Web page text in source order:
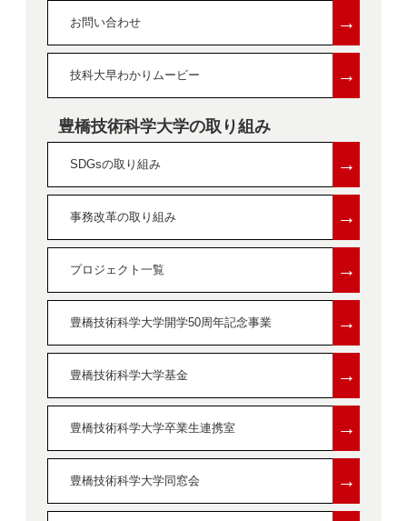
お問い合わせ →
技科大早わかりムービー →
豊橋技術科学大学の取り組み
SDGsの取り組み →
事務改革の取り組み →
プロジェクト一覧 →
豊橋技術科学大学開学50周年記念事業 →
豊橋技術科学大学基金 →
豊橋技術科学大学卒業生連携室 →
豊橋技術科学大学同窓会 →